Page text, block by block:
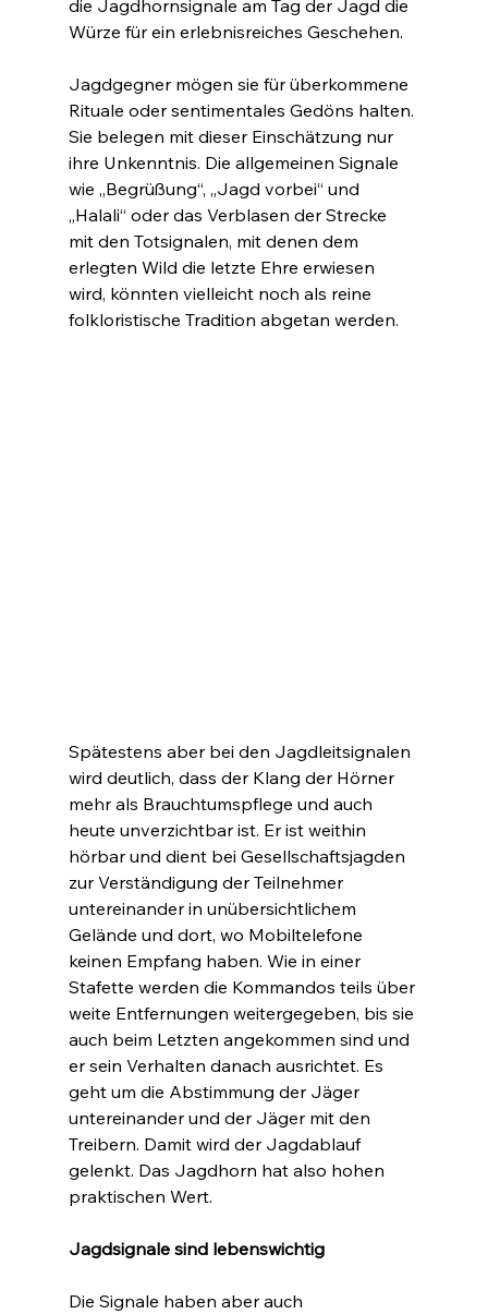
die Jagdhornsignale am Tag der Jagd die
Würze für ein erlebnisreiches Geschehen.
Jagdgegner mögen sie für überkommene
Rituale oder sentimentales Gedöns halten.
Sie belegen mit dieser Einschätzung nur
ihre Unkenntnis. Die allgemeinen Signale
wie „Begrüßung“, „Jagd vorbei“ und
„Halali“ oder das Verblasen der Strecke
mit den Totsignalen, mit denen dem
erlegten Wild die letzte Ehre erwiesen
wird, könnten vielleicht noch als reine
folkloristische Tradition abgetan werden.
Spätestens aber bei den Jagdleitsignalen
wird deutlich, dass der Klang der Hörner
mehr als Brauchtumspflege und auch
heute unverzichtbar ist. Er ist weithin
hörbar und dient bei Gesellschaftsjagden
zur Verständigung der Teilnehmer
untereinander in unübersichtlichem
Gelände und dort, wo Mobiltelefone
keinen Empfang haben. Wie in einer
Stafette werden die Kommandos teils über
weite Entfernungen weitergegeben, bis sie
auch beim Letzten angekommen sind und
er sein Verhalten danach ausrichtet. Es
geht um die Abstimmung der Jäger
untereinander und der Jäger mit den
Treibern. Damit wird der Jagdablauf
gelenkt. Das Jagdhorn hat also hohen
praktischen Wert.
Jagdsignale sind lebenswichtig
Die Signale haben aber auch